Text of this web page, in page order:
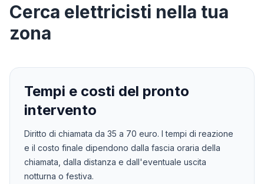
Cerca elettricisti nella tua
zona
Tempi e costi del pronto
intervento
Diritto di chiamata da 35 a 70 euro. I tempi di reazione
e il costo finale dipendono dalla fascia oraria della
chiamata, dalla distanza e dall'eventuale uscita
notturna o festiva.